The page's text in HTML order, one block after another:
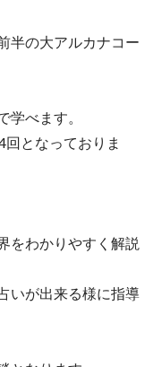
半の大アルカナコー
学べます。
となっておりま
をわかりやすく解説
いが出来る様に指導